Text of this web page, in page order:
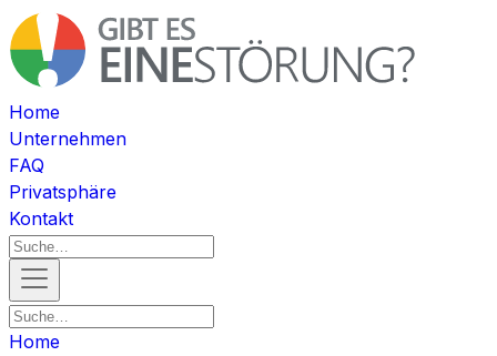
Home
Unternehmen
FAQ
Privatsphäre
Kontakt
Home